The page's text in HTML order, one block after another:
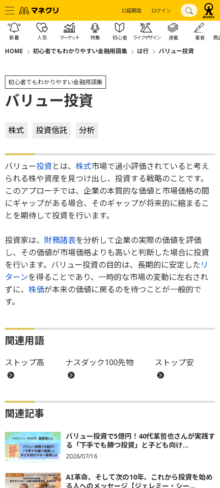
口座開設 ログイン
新着 人気 マーケット 特集 初心者 ライフデザイン 連載 著者 商
HOME 初心者でもわかりやすい金融用語集 は行 バリュー投資
初心者でもわかりやすい金融用語集
バリュー投資
株式 投資信託 分析
バリュー投資とは、 株式市場で過小評価されていると考え
られる株や資産を見つけ出し、投資する戦略のことです。
このアプローチでは、企業の本質的な価値と市場価格の間
にギャップがある場合、そのギャップが将来的に縮まるこ
とを期待して投資を行います。
投資家は、 財務諸表を分析して企業の実際の価値を評価
し、その価値が市場価格よりも高いと判断した場合に投資
を行います。バリュー投資の目的は、長期的に安定したリ
ターンを得ることであり、一時的な市場の変動に左右され
ずに、 株価が本来の価値に戻るのを待つことが一般的で
す。
関連用語
ストップ高 ナスダック100先物 ストップ安
関連記事
バリュー投資で5億円！40代某哲也さんが実践す
る「下手でも勝つ投資」と子ども向け...
2026/07/16
AI革命、そして次の10年、これから投資を始め
る人へのメッセージ【ジェレミー・シー...